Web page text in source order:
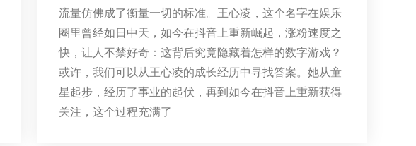
流量仿佛成了衡量一切的标准。王心凌，这个名字在娱乐
圈里曾经如日中天，如今在抖音上重新崛起，涨粉速度之
快，让人不禁好奇：这背后究竟隐藏着怎样的数字游戏？
或许，我们可以从王心凌的成长经历中寻找答案。她从童
星起步，经历了事业的起伏，再到如今在抖音上重新获得
关注，这个过程充满了